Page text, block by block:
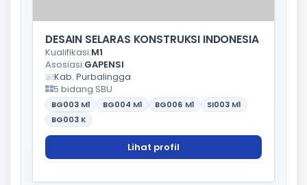
DESAIN SELARAS KONSTRUKSI INDONESIA
Kualifikasi:M1
Asosiasi:GAPENSI
Kab. Purbalingga
5 bidang SBU
BG003 M1 BG004 M1 BG006 M1 SI003 M1
BG003 K
Lihat profil